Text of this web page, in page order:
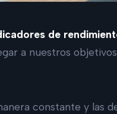
de
a nuestros
constante y las